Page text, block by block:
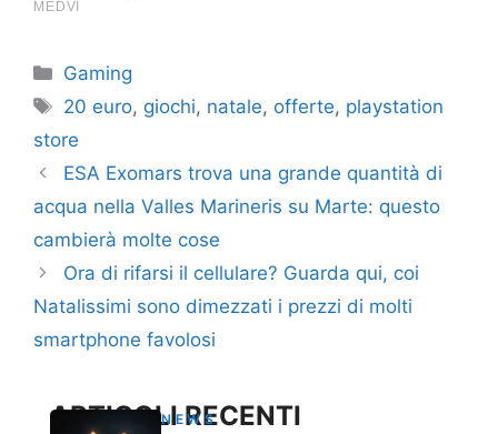
Categorie
Gaming
Tag
20 euro, giochi, natale, offerte, playstation
store
ESA Exomars trova una grande quantità di
acqua nella Valles Marineris su Marte: questo
cambierà molte cose
Ora di rifarsi il cellulare? Guarda qui, coi
Natalissimi sono dimezzati i prezzi di molti
smartphone favolosi
ARTICOLI RECENTI
NEWS